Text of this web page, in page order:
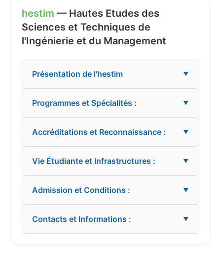
hestim — Hautes Etudes des
Sciences et Techniques de
l'Ingénierie et du Management
Présentation de l'hestim ▼
Programmes et Spécialités : ▼
Accréditations et Reconnaissance : ▼
Vie Étudiante et Infrastructures : ▼
Admission et Conditions : ▼
Contacts et Informations : ▼